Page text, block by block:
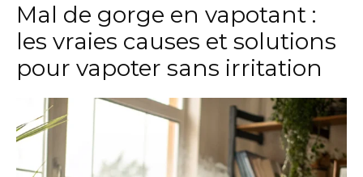
Mal de gorge en vapotant :
les vraies causes et solutions
pour vapoter sans irritation